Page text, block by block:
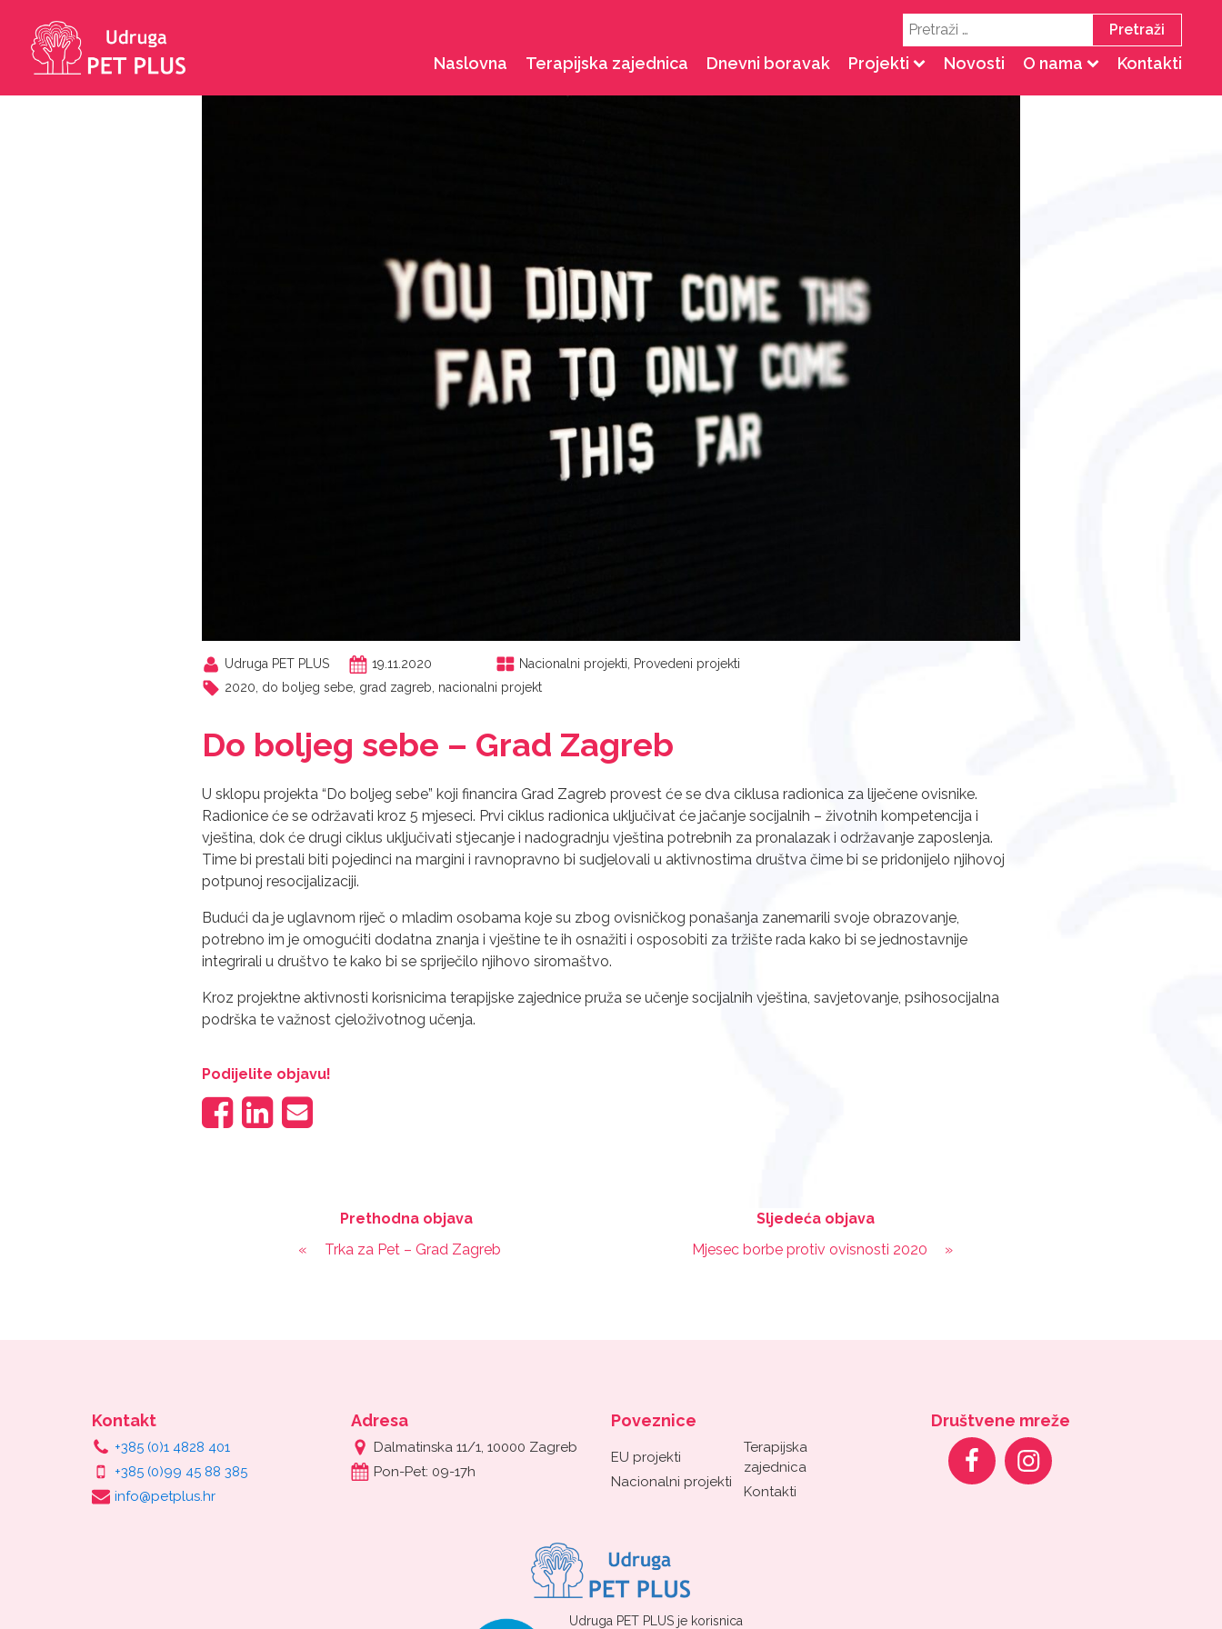
Pretraži:
Naslovna Terapijska zajednica Dnevni boravak Projekti Novosti O nama Kontakti
Udruga PET PLUS 19.11.2020 Nacionalni projekti, Provedeni projekti
2020, do boljeg sebe, grad zagreb, nacionalni projekt
Do boljeg sebe – Grad Zagreb
U sklopu projekta “Do boljeg sebe” koji financira Grad Zagreb provest će se dva ciklusa radionica za liječene ovisnike.
Radionice će se održavati kroz 5 mjeseci. Prvi ciklus radionica uključivat će jačanje socijalnih – životnih kompetencija i
vještina, dok će drugi ciklus uključivati stjecanje i nadogradnju vještina potrebnih za pronalazak i održavanje zaposlenja.
Time bi prestali biti pojedinci na margini i ravnopravno bi sudjelovali u aktivnostima društva čime bi se pridonijelo njihovoj
potpunoj resocijalizaciji.
Budući da je uglavnom riječ o mladim osobama koje su zbog ovisničkog ponašanja zanemarili svoje obrazovanje,
potrebno im je omogućiti dodatna znanja i vještine te ih osnažiti i osposobiti za tržište rada kako bi se jednostavnije
integrirali u društvo te kako bi se spriječilo njihovo siromaštvo.
Kroz projektne aktivnosti korisnicima terapijske zajednice pruža se učenje socijalnih vještina, savjetovanje, psihosocijalna
podrška te važnost cjeloživotnog učenja.
Podijelite objavu!
Prethodna objava
«
Trka za Pet – Grad Zagreb
Sljedeća objava
Mjesec borbe protiv ovisnosti 2020
»
Kontakt
+385 (0)1 4828 401
+385 (0)99 45 88 385
info@petplus.hr
Adresa
Dalmatinska 11/1, 10000 Zagreb
Pon-Pet: 09-17h
Poveznice
EU projekti
Nacionalni projekti
Terapijska
zajednica
Kontakti
Društvene mreže
Udruga PET PLUS je korisnica